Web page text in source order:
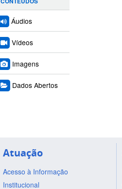
Áudios
Vídeos
Imagens
Dados Abertos
Atuação
Acesso à Informação
Institucional